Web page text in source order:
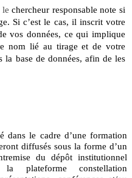
le chercheur responsable note si
Si c’est le cas, il inscrit votre
vos données, ce qui implique
nom lié au tirage et de votre
base de données, afin de les
dans le cadre d’une formation
diffusés sous la forme d’un
du dépôt institutionnel
plateforme constellation